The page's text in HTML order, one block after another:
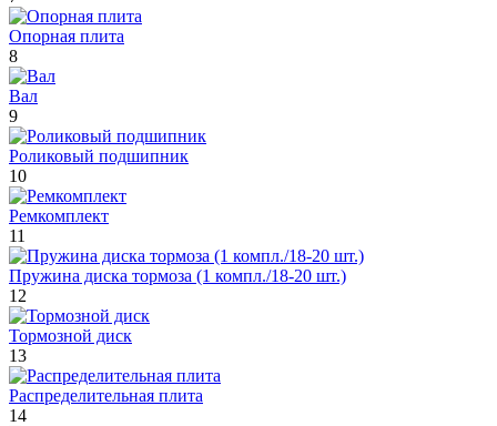
Опорная плита
8
Вал
9
Роликовый подшипник
10
Ремкомплект
11
Пружина диска тормоза (1 компл./18-20 шт.)
12
Тормозной диск
13
Распределительная плита
14